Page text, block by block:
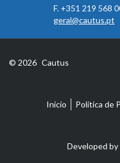
F. +351 219 568
geral@cautus.pt
© 2026 Cautus
Início Política de
Developed by